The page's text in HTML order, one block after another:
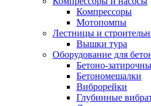
Компрессоры
Мотопомпы
Лестницы и
Вышки тура
Оборудование для
Бетоно-
Бетономешалки
Виброрейки
Глубинные